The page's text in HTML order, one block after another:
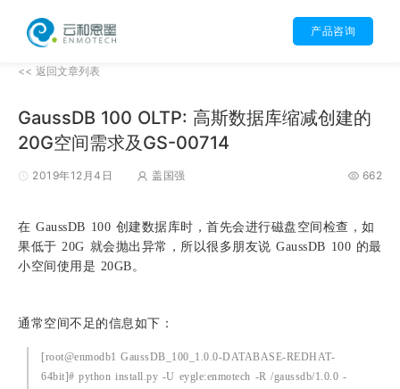
产品咨询
<< 返回文章列表
GaussDB 100 OLTP: 高斯数据库缩减创建的
20G空间需求及GS-00714
2019年12月4日 盖国强 662
在 GaussDB 100 创建数据库时，首先会进行磁盘空间检查，如
果低于 20G 就会抛出异常，所以很多朋友说 GaussDB 100 的最
小空间使用是 20GB。
通常空间不足的信息如下：
[root@enmodb1 GaussDB_100_1.0.0-DATABASE-REDHAT-
64bit]# python install.py -U eygle:enmotech -R /gaussdb/1.0.0 -